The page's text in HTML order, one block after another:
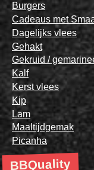
Burgers
Cadeaus met
Dagelijks vlees
Gehakt
Gekruid /
Kalf
Kerst vlees
Kip
Lam
Maaltijdgemak
Picanha
BBQuality